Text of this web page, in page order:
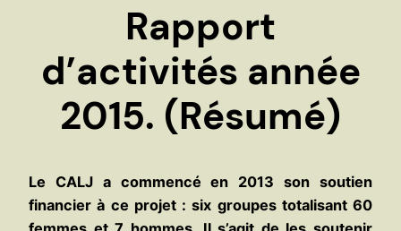
Rapport
d’activités année
2015. (Résumé)
Le CALJ a commencé en 2013 son soutien
financier à ce projet : six groupes totalisant 60